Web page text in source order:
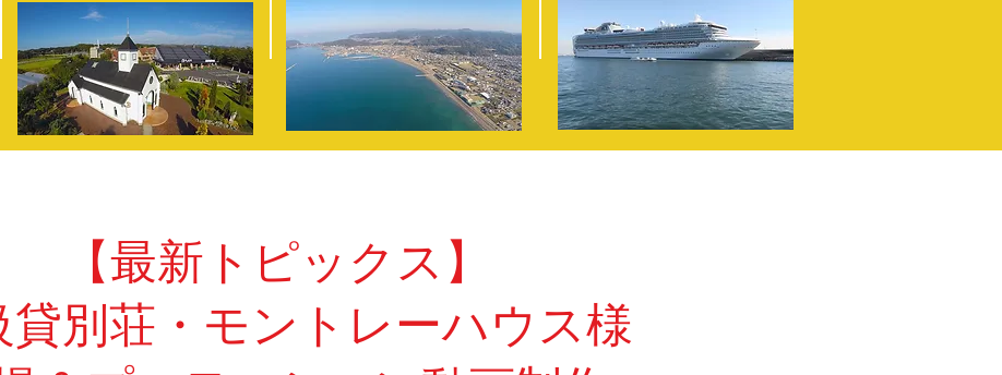
【最新トピックス】
貸別荘・モントレーハウス様